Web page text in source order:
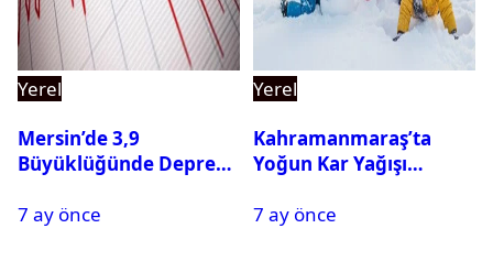
Yerel
Mersin’de 3,9
Büyüklüğünde Deprem
7 ay önce
Yerel
Kahramanmaraş’ta
Yoğun Kar Yağışı
Tatil
7 ay önce